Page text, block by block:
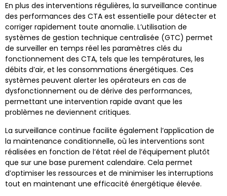
En plus des interventions régulières, la surveillance continue
des performances des CTA est essentielle pour détecter et
corriger rapidement toute anomalie. L’utilisation de
systèmes de gestion technique centralisée (GTC) permet
de surveiller en temps réel les paramètres clés du
fonctionnement des CTA, tels que les températures, les
débits d’air, et les consommations énergétiques. Ces
systèmes peuvent alerter les opérateurs en cas de
dysfonctionnement ou de dérive des performances,
permettant une intervention rapide avant que les
problèmes ne deviennent critiques.
La surveillance continue facilite également l’application de
la maintenance conditionnelle, où les interventions sont
réalisées en fonction de l’état réel de l’équipement plutôt
que sur une base purement calendaire. Cela permet
d’optimiser les ressources et de minimiser les interruptions
tout en maintenant une efficacité énergétique élevée.